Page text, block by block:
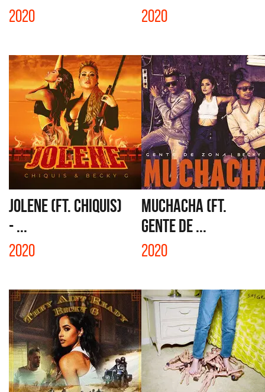
2020 2020
JOLENE (FT. CHIQUIS)
- ...
2020
MUCHACHA (FT.
GENTE DE ...
2020